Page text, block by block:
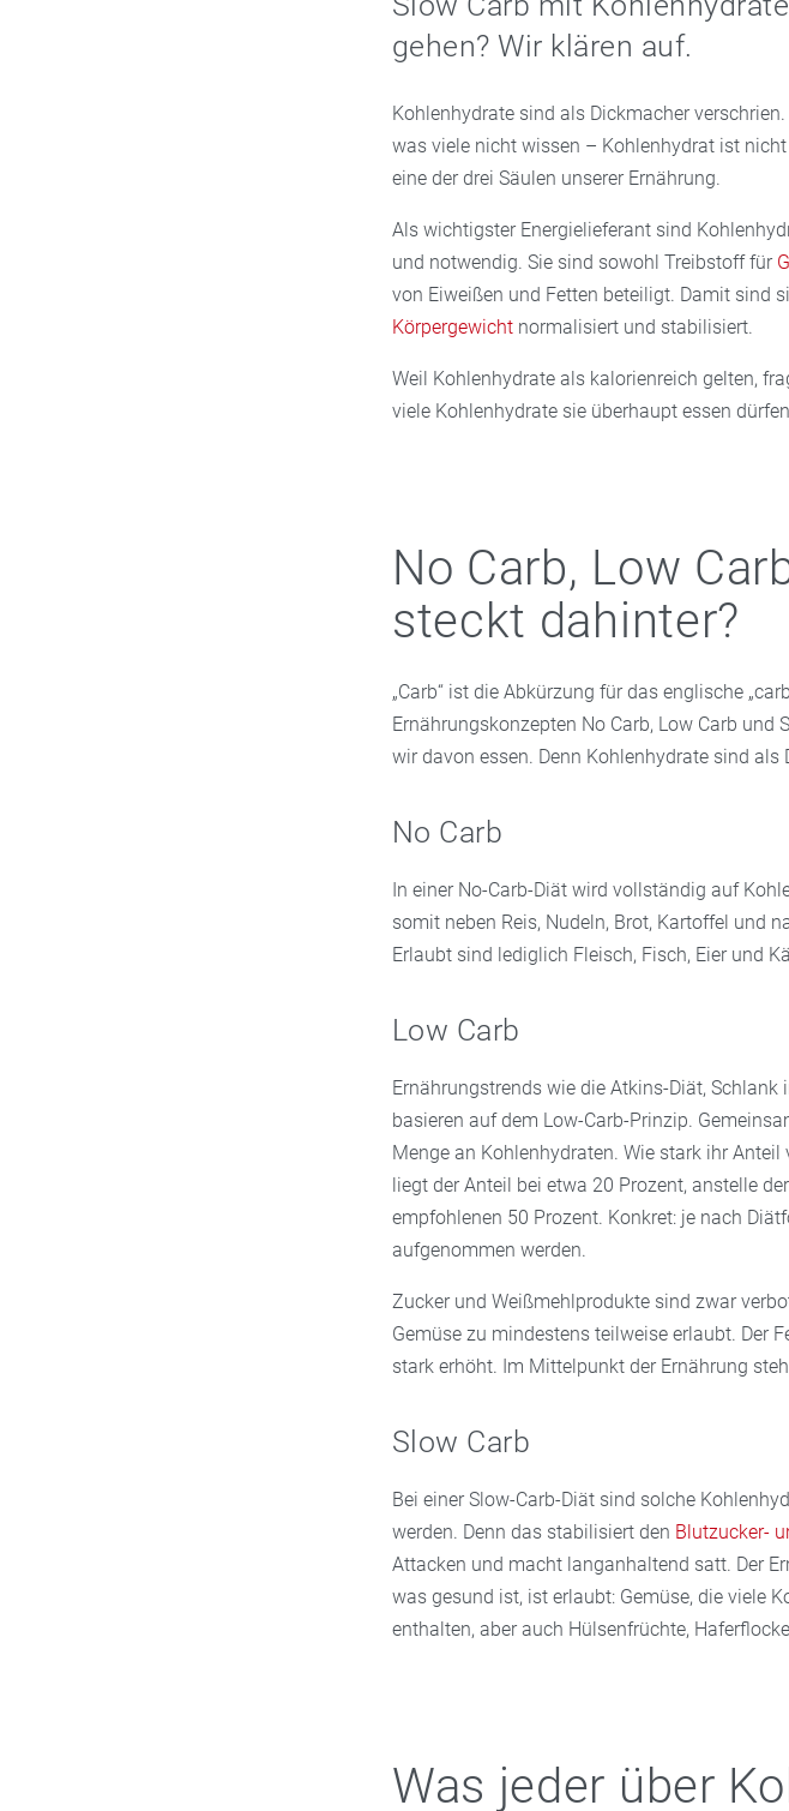
gehen? Wir klären auf.
Kohlenhydrate sind als Dickmacher
was viele nicht wissen – Kohlenhydrat ist
eine der drei Säulen unserer Ernährung.
Als wichtigster Energielieferant sind
und notwendig. Sie sind sowohl Treibstoff für
von Eiweißen und Fetten beteiligt. Damit sind
Körpergewichtnormalisiert und stabilisiert.
Weil Kohlenhydrate als kalorienreich gelten,
viele Kohlenhydrate sie überhaupt essen
No Carb, Low
steckt dahinter?
„Carb“ ist die Abkürzung für das englische
Ernährungskonzepten No Carb, Low Carb
wir davon essen. Denn Kohlenhydrate sind als
No Carb
In einer No-Carb-Diät wird vollständig auf
somit neben Reis, Nudeln, Brot, Kartoffel und
Erlaubt sind lediglich Fleisch, Fisch, Eier und
Low Carb
Ernährungstrends wie die Atkins-Diät,
basieren auf dem Low-Carb-Prinzip.
Menge an Kohlenhydraten. Wie stark ihr
liegt der Anteil bei etwa 20 Prozent, anstelle
empfohlenen 50 Prozent. Konkret: je nach
aufgenommen werden.
Zucker und Weißmehlprodukte sind zwar
Gemüse zu mindestens teilweise erlaubt. Der
stark erhöht. Im Mittelpunkt der Ernährung
Slow Carb
Bei einer Slow-Carb-Diät sind solche
werden. Denn das stabilisiert den Blutzucker-
Attacken und macht langanhaltend satt. Der
was gesund ist, ist erlaubt: Gemüse, die viele
enthalten, aber auch Hülsenfrüchte,
Was jeder über